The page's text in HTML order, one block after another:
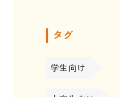
タグ
学生向け